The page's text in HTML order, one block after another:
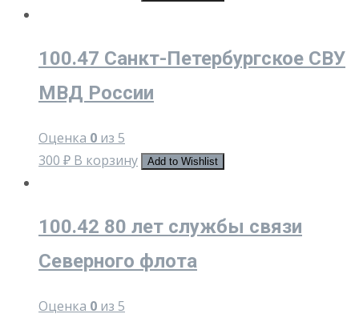
100.47 Санкт-Петербургское СВУ
МВД России
Оценка 0 из 5
300 ₽ В корзину Add to Wishlist
100.42 80 лет службы связи
Северного флота
Оценка 0 из 5